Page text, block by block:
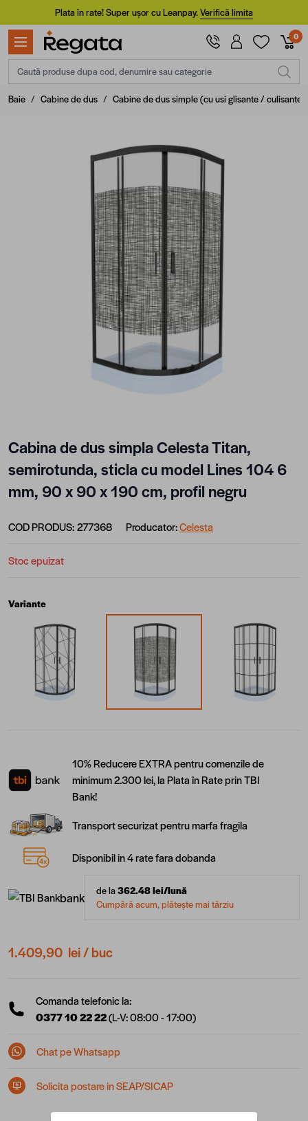
Mergi la ConținutPlata în rate! Super ușor cu Leanpay.Verifică limita
0
Caută produse dupa cod, denumire sau categorie
Baie / Cabine de dus / Cabine de dus simple (cu usi glisante / culisante)
Cabina de dus simpla Celesta Titan,
semirotunda, sticla cu model Lines 104 6
mm, 90 x 90 x 190 cm, profil negru
COD PRODUS:277368 Producator:Celesta
Stoc epuizat
Variante
10% Reducere EXTRA pentru comenzile de
minimum 2.300 lei, la Plata în Rate prin TBI
Bank!
Transport securizat pentru marfa fragila
Disponibil in 4 rate fara dobanda
bank de la362.48lei/lună
Cumpără acum, plătește mai târziu
1.409,90 lei/ buc
Comanda telefonic la:
0377 10 22 22(L-V: 08:00 - 17:00)
Chat pe Whatsapp
Solicita postare in SEAP/SICAP